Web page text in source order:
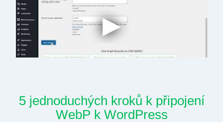
5 jednoduchých kroků k připojení
WebP k WordPress